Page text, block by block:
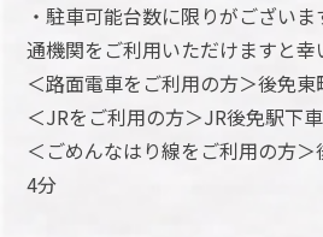
・駐車可能台数に限りがござい
通機関をご利用いただけますと幸
＜路面電車をご利用の方＞後免
＜JRをご利用の方＞JR後免駅下
＜ごめんなはり線をご利用の方
4分